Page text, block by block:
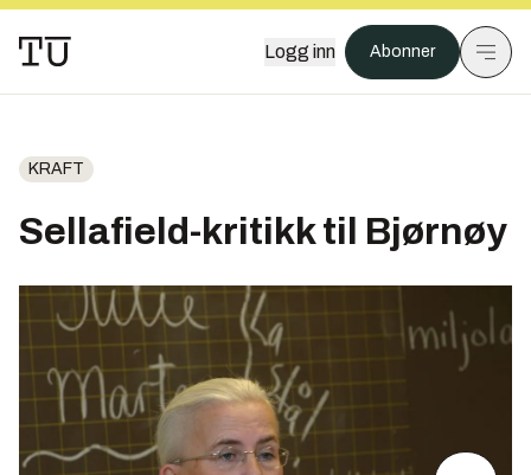
Logg inn Abonner
KRAFT
Sellafield-kritikk til Bjørnøy